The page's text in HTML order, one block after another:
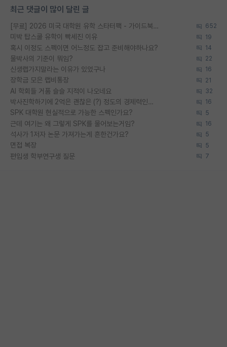
최근 댓글이 많이 달린 글
[무료] 2026 미국 대학원 유학 스타터팩 - 가이드북 & 합격자 컨택메일 템플릿 652
미박 탑스쿨 유학이 빡세진 이유 19
혹시 이정도 스펙이면 어느정도 잡고 준비해야하나요? 14
물박사의 기준이 뭐임? 22
신생랩가지말라는 이유가 있었구나 16
장학금 모은 랩비통장 21
AI 학회들 거품 슬슬 지적이 나오네요 32
박사진학하기에 2억은 괜찮은 (?) 정도의 경제력인가요 16
SPK 대학원 현실적으로 가능한 스펙인가요? 5
근데 여기는 왜 그렇게 SPK를 물어보는거임? 16
석사가 1저자 논문 가져가는게 흔한건가요? 5
면접 복장 5
편입생 학부연구생 질문 7